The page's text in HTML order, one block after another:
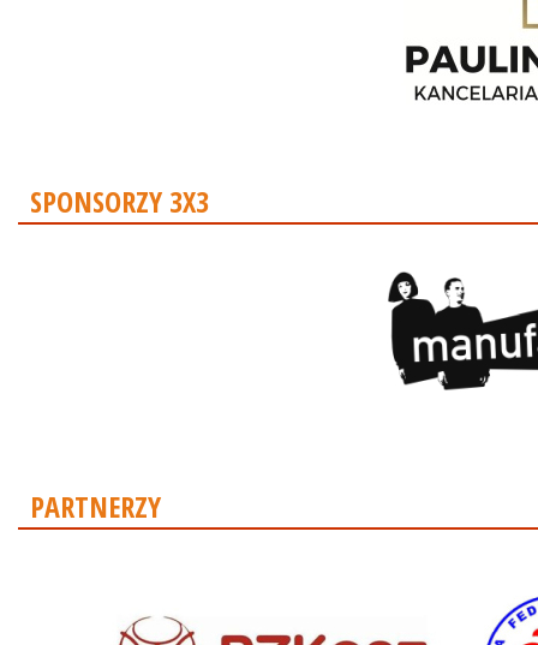
SPONSORZY 3X3
PARTNERZY